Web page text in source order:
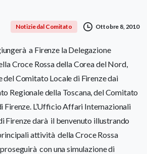
Notizie dal Comitato Ottobre 8, 2010
a Firenze la Delegazione
Croce Rossa della Corea del Nord,
del Comitato Locale di Firenze dai
Regionale della Toscana, del Comitato
Firenze. L’Ufficio Affari Internazionali
Firenze darà il benvenuto illustrando
attività della Croce Rossa
con una simulazione di